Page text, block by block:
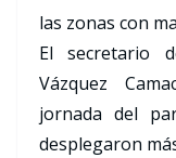
las zonas con
El secretario
Vázquez
jornada del
desplegaron